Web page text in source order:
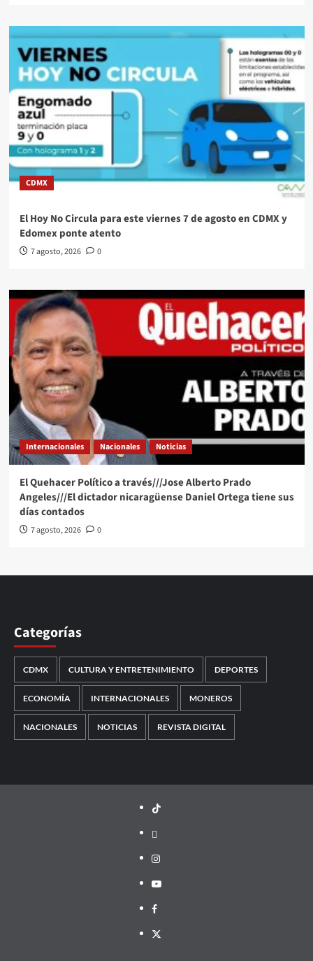
CDMX
El Hoy No Circula para este viernes 7 de agosto en CDMX y
Edomex ponte atento
7 agosto, 2026 0
Internacionales Nacionales Noticias
El Quehacer Político a través///Jose Alberto Prado
Angeles///El dictador nicaragüense Daniel Ortega tiene sus
días contados
7 agosto, 2026 0
Categorías
CDMX CULTURA Y ENTRETENIMIENTO DEPORTES
ECONOMÍA INTERNACIONALES MONEROS
NACIONALES NOTICIAS REVISTA DIGITAL
TikTok
threads
Instagram
Youtube
Facebook
X